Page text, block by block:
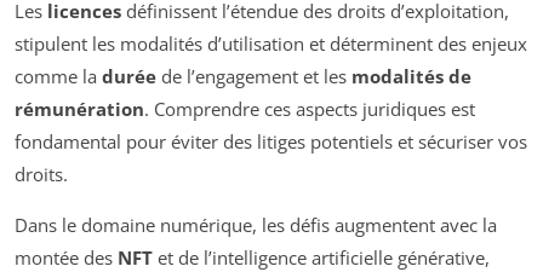
Les licences définissent l’étendue des droits d’exploitation,
stipulent les modalités d’utilisation et déterminent des enjeux
comme la durée de l’engagement et les modalités de
rémunération. Comprendre ces aspects juridiques est
fondamental pour éviter des litiges potentiels et sécuriser vos
droits.
Dans le domaine numérique, les défis augmentent avec la
montée des NFT et de l’intelligence artificielle générative,